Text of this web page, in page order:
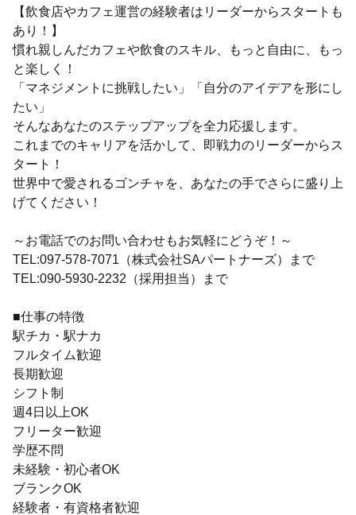
【飲食店やカフェ運営の経験者はリーダーからスタートも
あり！】
慣れ親しんだカフェや飲食のスキル、もっと自由に、もっ
と楽しく！
「マネジメントに挑戦したい」「自分のアイデアを形にし
たい」
そんなあなたのステップアップを全力応援します。
これまでのキャリアを活かして、即戦力のリーダーからス
タート！
世界中で愛されるゴンチャを、あなたの手でさらに盛り上
げてください！
～お電話でのお問い合わせもお気軽にどうぞ！～
TEL:097-578-7071（株式会社SAパートナーズ）まで
TEL:090-5930-2232（採用担当）まで
■仕事の特徴
駅チカ・駅ナカ
フルタイム歓迎
長期歓迎
シフト制
週4日以上OK
フリーター歓迎
学歴不問
未経験・初心者OK
ブランクOK
経験者・有資格者歓迎